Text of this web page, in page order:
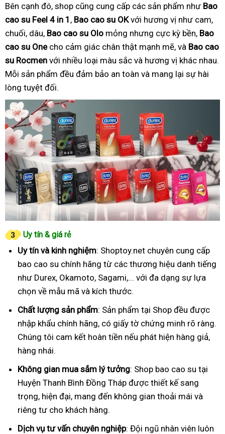
Bên cạnh đó, shop cũng cung cấp các sản phẩm như Bao
cao su Feel 4 in 1 , Bao cao su OKvới hương vị như cam,
chuối, dâu, Bao cao su Olo mỏng nhưng cực kỳ bền, Bao
cao su Onecho cảm giác chân thật mạnh mẽ, và Bao cao
su Rocmen với nhiều loại màu sắc và hương vị khác nhau.
Mỗi sản phẩm đều đảm bảo an toàn và mang lại sự hài
lòng tuyệt đối.
Uy tín & giá rẻ
Uy tín và kinh nghiệm: Shoptoy.net chuyên cung cấp
bao cao su chính hãng từ các thương hiệu danh tiếng
như Durex, Okamoto, Sagami,... với đa dạng sự lựa
chọn về mẫu mã và kích thước.
Chất lượng sản phẩm: Sản phẩm tại Shop đều được
nhập khẩu chính hãng, có giấy tờ chứng minh rõ ràng.
Chúng tôi cam kết hoàn tiền nếu phát hiện hàng giả,
hàng nhái.
Không gian mua sắm lý tưởng: Shop bao cao su tại
Huyện Thanh Bình Đồng Tháp được thiết kế sang
trọng, hiện đại, mang đến không gian thoải mái và
riêng tư cho khách hàng.
Dịch vụ tư vấn chuyên nghiệp: Đội ngũ nhân viên luôn